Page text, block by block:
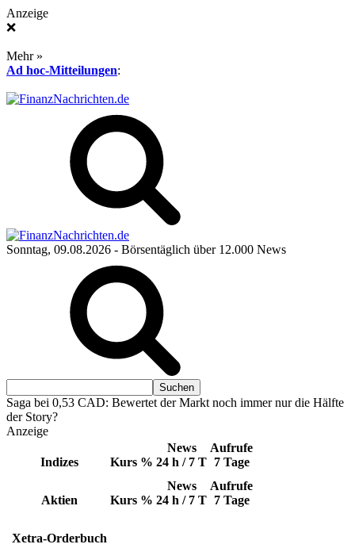
Anzeige
❌
Mehr »
Ad hoc-Mitteilungen:
Sonntag, 09.08.2026 - Börsentäglich über 12.000 News
Saga bei 0,53 CAD: Bewertet der Markt noch immer nur die Hälfte
der Story?
Anzeige
Indizes Kurs %
News
24 h / 7 T
Aufrufe
7 Tage
Aktien Kurs %
News
24 h / 7 T
Aufrufe
7 Tage
Xetra-Orderbuch